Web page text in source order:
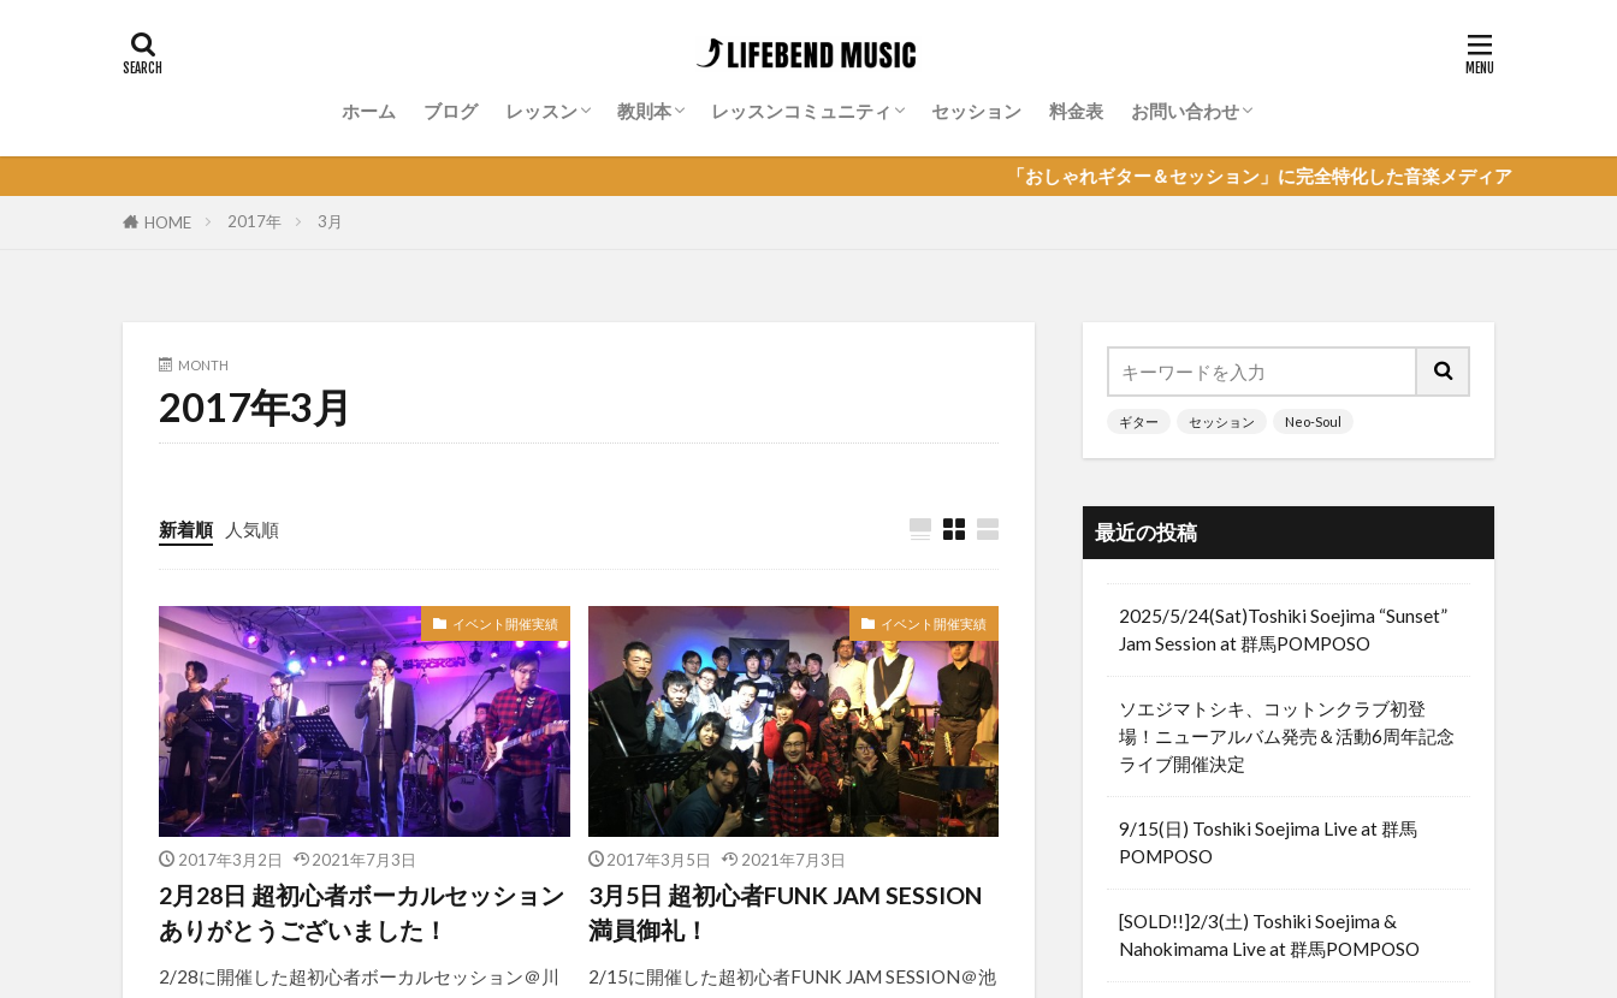
ホーム ブログ レッスン 教則本 レッスンコミュニティ
神田リョウ「神田式ゆるふわドラム塾オ
セッション 料金表 お問い合わせ
体験レッスン申し込み
超初心者JAM参加申し込み
その他のお問い合わせ
「おしゃれギター＆セッション」に完全特化した音楽メディア
HOME 2017年 3月
MONTH
2017年3月
新着順 人気順
イベント開催実績
2017年3月2日 2021年7月3日
2月28日 超初心者ボーカルセッション
ありがとうございました！
2/28に開催した超初心者ボーカルセッション＠川
イベント開催実績
2017年3月5日 2021年7月3日
3月5日 超初心者FUNK JAM SESSION
満員御礼！
2/15に開催した超初心者FUNK JAM SESSION＠池
ギター セッション Neo-Soul
最近の投稿
2025/5/24(Sat)Toshiki Soejima “Sunset”
Jam Session at 群馬POMPOSO
ソエジマトシキ、コットンクラブ初登
場！ニューアルバム発売＆活動6周年記念
ライブ開催決定
9/15(日) Toshiki Soejima Live at 群馬
POMPOSO
[SOLD!!]2/3(土) Toshiki Soejima &
Nahokimama Live at 群馬POMPOSO